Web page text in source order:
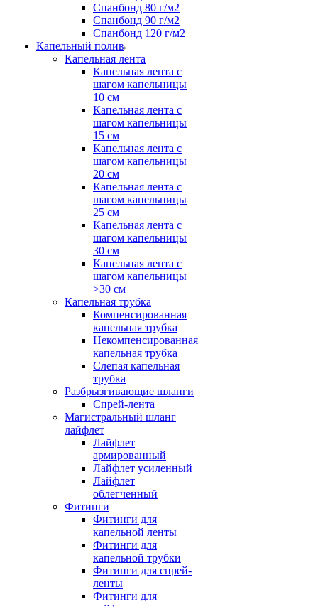
Спанбонд 80 г/м2
Спанбонд 90 г/м2
Спанбонд 120 г/м2
Капельный полив
Капельная лента
Капельная лента с
шагом капельницы
10 см
Капельная лента с
шагом капельницы
15 см
Капельная лента с
шагом капельницы
20 см
Капельная лента с
шагом капельницы
25 см
Капельная лента с
шагом капельницы
30 см
Капельная лента с
шагом капельницы
>30 см
Капельная трубка
Компенсированная
капельная трубка
Некомпенсированная
капельная трубка
Слепая капельная
трубка
Разбрызгивающие шланги
Спрей-лента
Магистральный шланг
лайфлет
Лайфлет
армированный
Лайфлет усиленный
Лайфлет
облегченный
Фитинги
Фитинги для
капельной ленты
Фитинги для
капельной трубки
Фитинги для спрей-
ленты
Фитинги для